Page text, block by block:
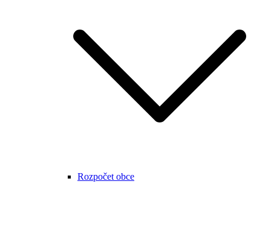
Rozpočet obce